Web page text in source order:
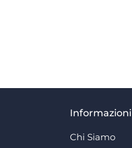
Informazioni
Chi Siamo